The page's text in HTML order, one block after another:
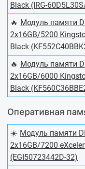
Black (IRG-
🔥 Модуль памяти
2x16GB/5200
Black
🔥 Модуль памяти
2x16GB/6000
Black
Оперативная
☀️ Модуль памяти
2х16GB/7200
(EGI50723442D-32)